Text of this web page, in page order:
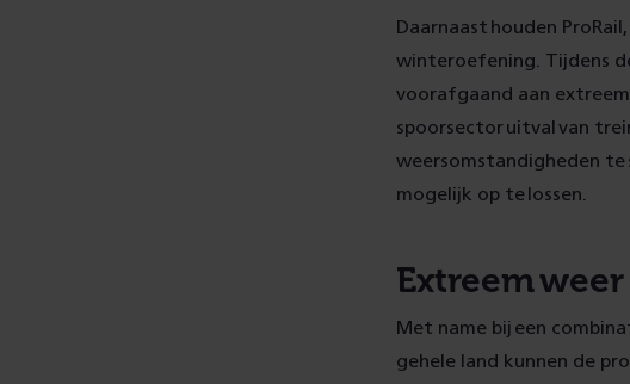
Daarnaast houden
winteroefening. Tijdens
voorafgaand aan
spoorsector uitval van
weersomstandigheden te
mogelijk op te lossen.
Extreem weer
Met name bij een
gehele land kunnen de